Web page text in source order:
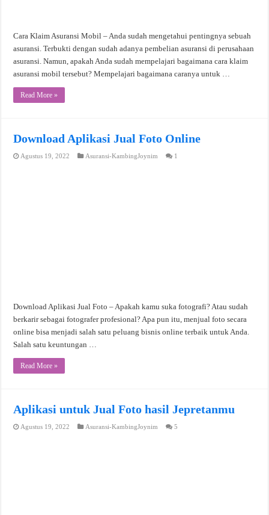
Cara Klaim Asuransi Mobil – Anda sudah mengetahui pentingnya sebuah
asuransi. Terbukti dengan sudah adanya pembelian asuransi di perusahaan
asuransi. Namun, apakah Anda sudah mempelajari bagaimana cara klaim
asuransi mobil tersebut? Mempelajari bagaimana caranya untuk …
Read More »
Download Aplikasi Jual Foto Online
Agustus 19, 2022 Asuransi-KambingJoynim 1
Download Aplikasi Jual Foto – Apakah kamu suka fotografi? Atau sudah
berkarir sebagai fotografer profesional? Apa pun itu, menjual foto secara
online bisa menjadi salah satu peluang bisnis online terbaik untuk Anda.
Salah satu keuntungan …
Read More »
Aplikasi untuk Jual Foto hasil Jepretanmu
Agustus 19, 2022 Asuransi-KambingJoynim 5